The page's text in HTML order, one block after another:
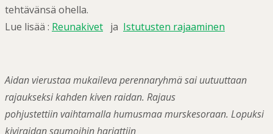
tehtävänsä ohella.
Lue lisää : Reunakivet ja Istutusten rajaaminen
Aidan vierustaa mukaileva perennaryhmä sai uutuuttaan
rajaukseksi kahden kiven raidan. Rajaus
pohjustettiin vaihtamalla humusmaa murskesoraan. Lopuksi
kiviraidan saumoihin harjattiin